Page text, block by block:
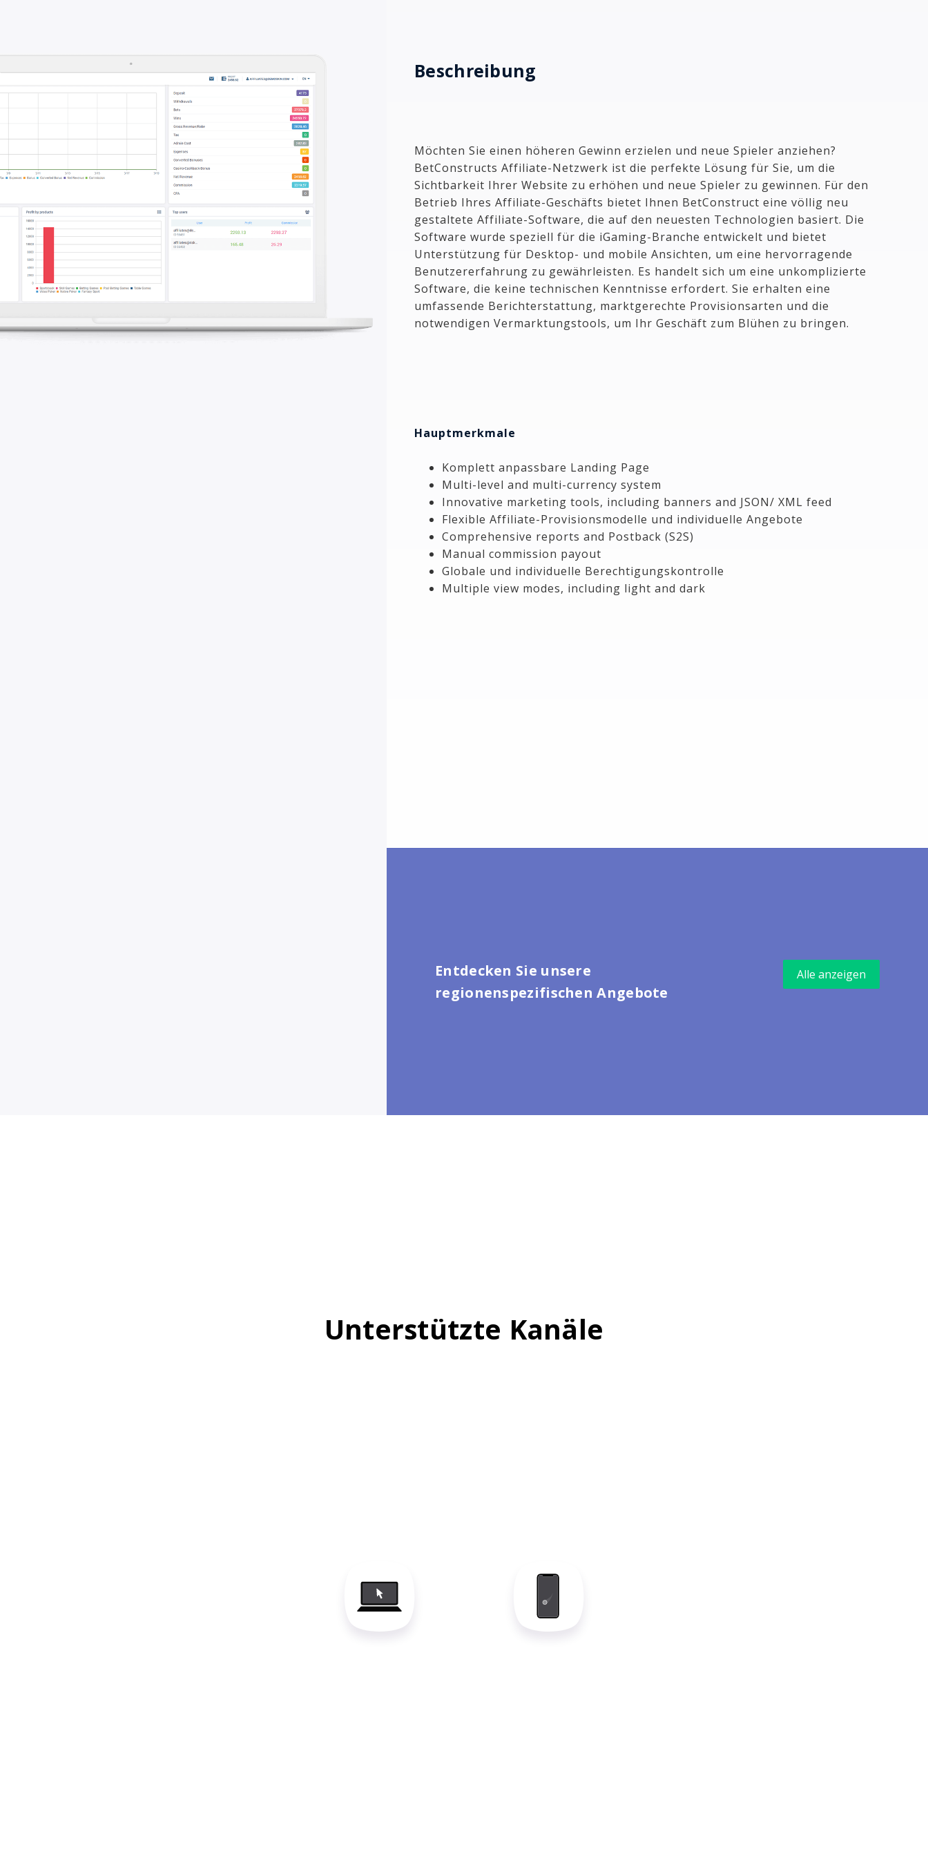
Beschreibung
Möchten Sie einen höheren Gewinn erzielen und neue Spieler anziehen?
BetConstructs Affiliate-Netzwerk ist die perfekte Lösung für Sie, um die
Sichtbarkeit Ihrer Website zu erhöhen und neue Spieler zu gewinnen. Für den
Betrieb Ihres Affiliate-Geschäfts bietet Ihnen BetConstruct eine völlig neu
gestaltete Affiliate-Software, die auf den neuesten Technologien basiert. Die
Software wurde speziell für die iGaming-Branche entwickelt und bietet
Unterstützung für Desktop- und mobile Ansichten, um eine hervorragende
Benutzererfahrung zu gewährleisten. Es handelt sich um eine unkomplizierte
Software, die keine technischen Kenntnisse erfordert. Sie erhalten eine
umfassende Berichterstattung, marktgerechte Provisionsarten und die
notwendigen Vermarktungstools, um Ihr Geschäft zum Blühen zu bringen.
Hauptmerkmale
Komplett anpassbare Landing Page
Multi-level and multi-currency system
Innovative marketing tools, including banners and JSON/ XML feed
Flexible Affiliate-Provisionsmodelle und individuelle Angebote
Comprehensive reports and Postback (S2S)
Manual commission payout
Globale und individuelle Berechtigungskontrolle
Multiple view modes, including light and dark
Entdecken Sie unsere
regionenspezifischen Angebote
Alle anzeigen
Unterstützte Kanäle